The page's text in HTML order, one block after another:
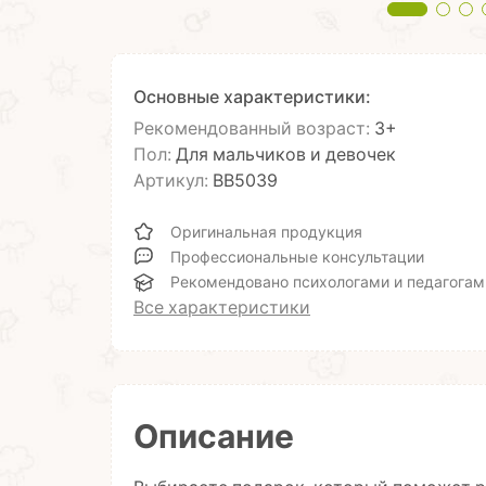
Основные характеристики:
Рекомендованный возраст: 3+
Пол: Для мальчиков и девочек
Артикул: ВВ5039
Оригинальная продукция
Профессиональные консультации
Рекомендовано психологами и
Все характеристики
Описание